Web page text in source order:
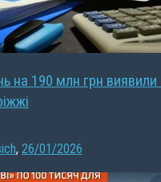
на 190 млн грн виявили
, 26/01/2026